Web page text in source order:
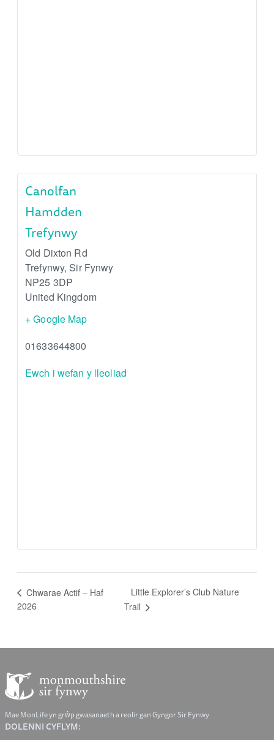
Canolfan
Hamdden
Trefynwy
Old Dixton Rd
Trefynwy, Sir Fynwy
NP25 3DP
United Kingdom
+ Google Map
01633644800
Ewch i wefan y lleoliad
Chwarae Actif – Haf
2026
Little Explorer’s Club Nature
Trail
Mae MonLife yn grŵp gwasanaeth a reolir gan Gyngor Sir Fynwy
DOLENNI CYFLYM: